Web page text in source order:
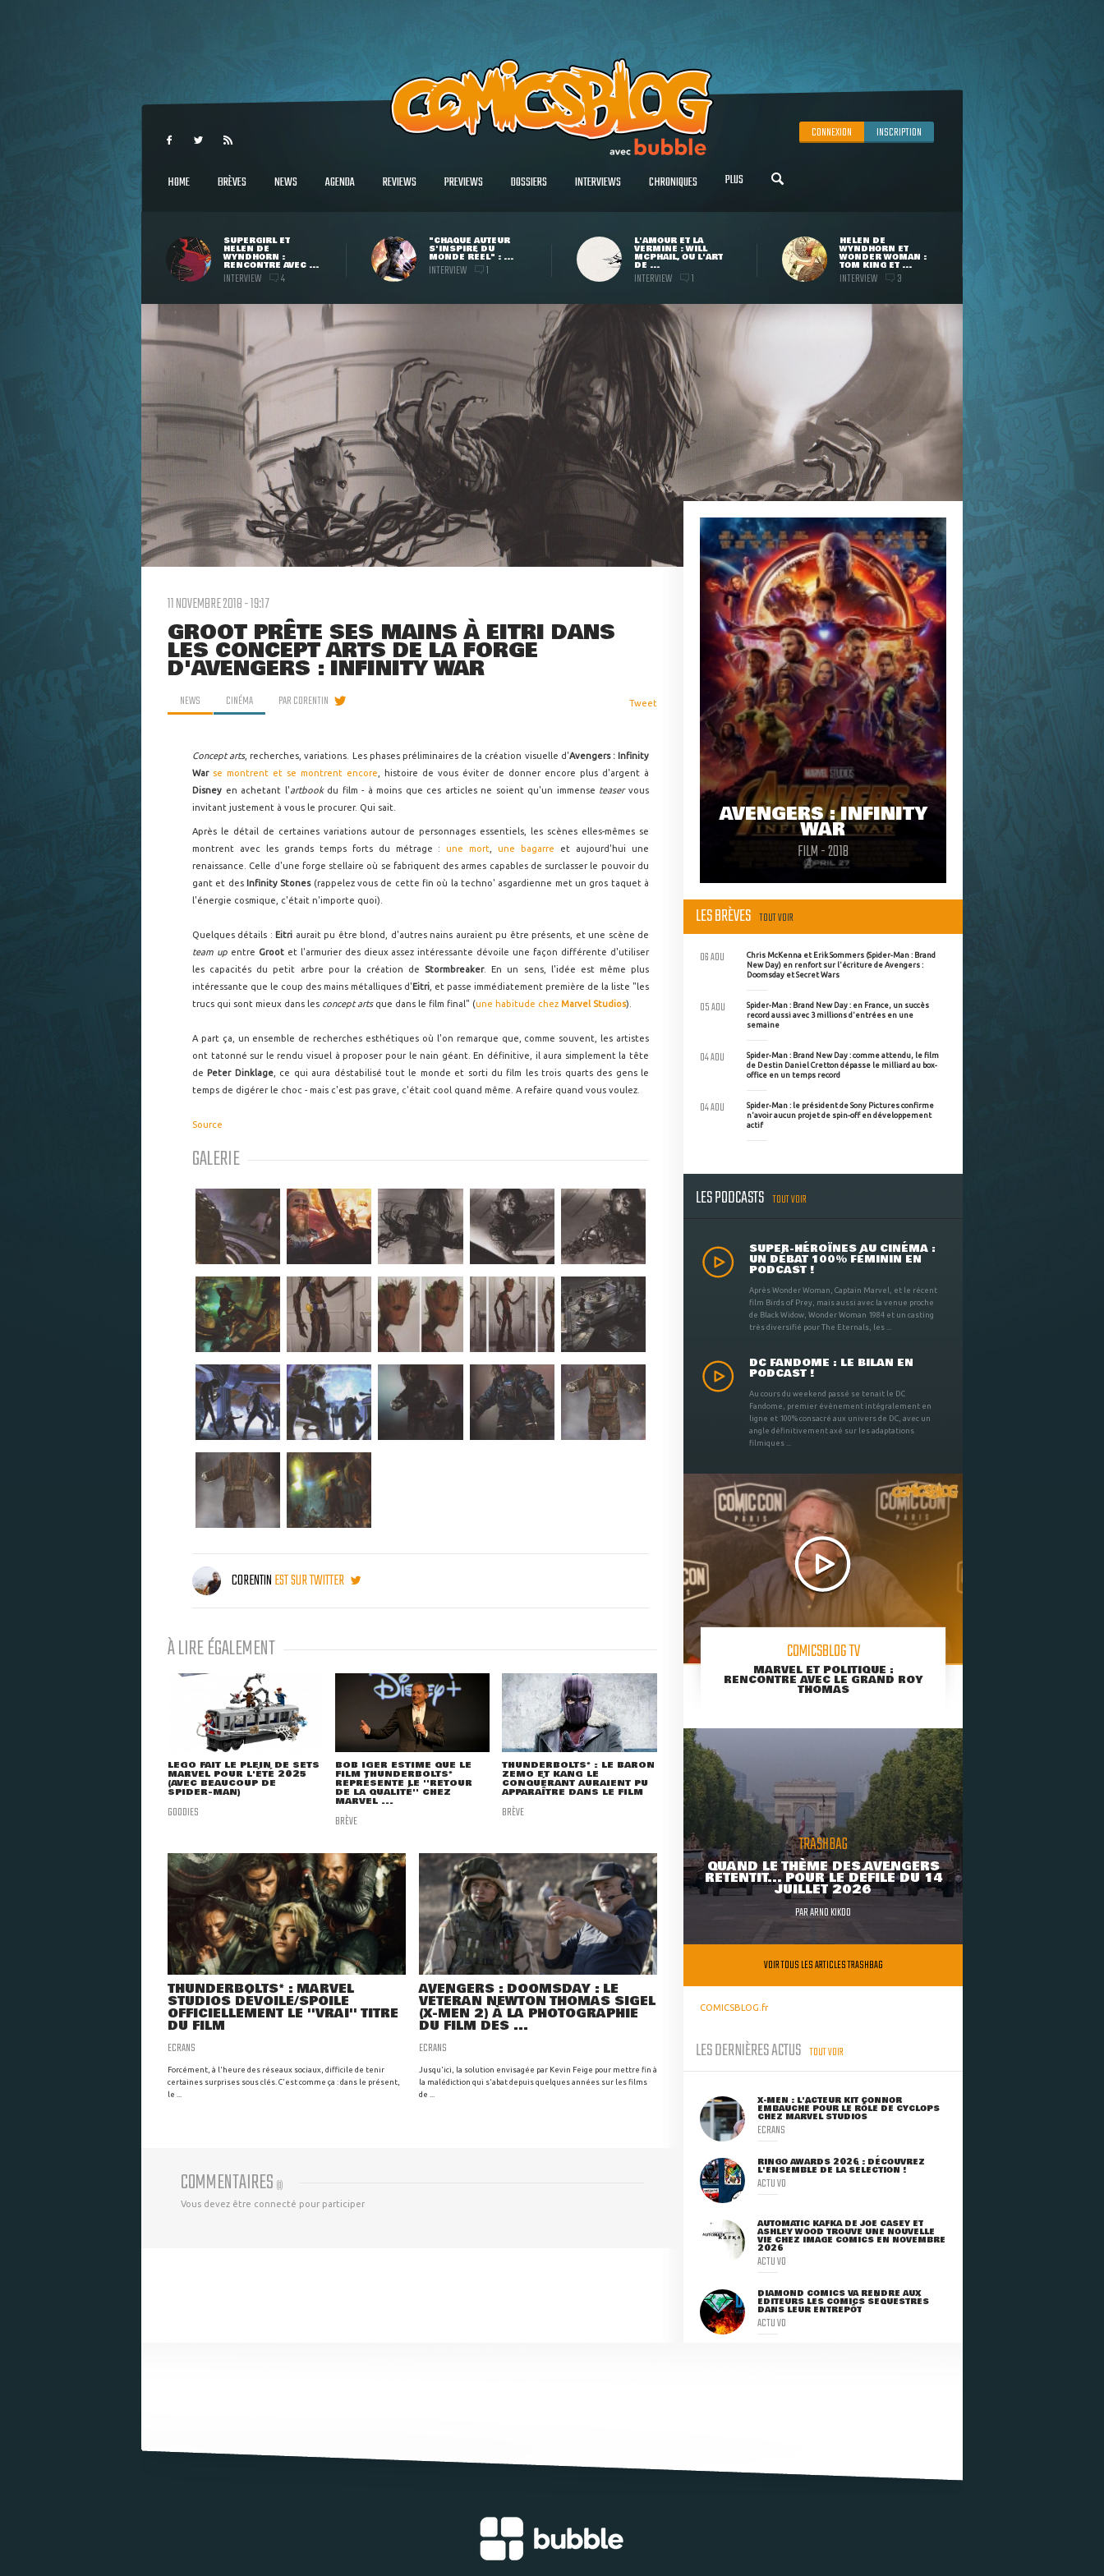
CONNEXION INSCRIPTION
HOME BRÈVES NEWS AGENDA REVIEWS PREVIEWS DOSSIERS INTERVIEWS CHRONIQUES PLUS
SUPERGIRL ET
HELEN DE
WYNDHORN :
RENCONTRE AVEC ...
INTERVIEW 4
"CHAQUE AUTEUR
S'INSPIRE DU
MONDE RÉEL" : ...
INTERVIEW 1
L'AMOUR ET LA
VERMINE : WILL
MCPHAIL, OU L'ART
DE ...
INTERVIEW 1
HELEN DE
WYNDHORN ET
WONDER WOMAN :
TOM KING ET ...
INTERVIEW 3
11 NOVEMBRE 2018 - 19:17
GROOT PRÊTE SES MAINS À EITRI DANS
LES CONCEPT ARTS DE LA FORGE
D'AVENGERS : INFINITY WAR
NEWS CINÉMA PARCORENTIN Tweet
Concept arts, recherches, variations. Les phases préliminaires de la création visuelle d'Avengers : Infinity
War se montrent et se montrent encore , histoire de vous éviter de donner encore plus d'argent à
Disney en achetant l'artbookdu film - à moins que ces articles ne soient qu'un immense teaservous
invitant justement à vous le procurer. Qui sait.
Après le détail de certaines variations autour de personnages essentiels, les scènes elles-mêmes se
montrent avec les grands temps forts du métrage :une mort ,une bagarre
et aujourd'hui une
renaissance. Celle d'une forge stellaire où se fabriquent des armes capables de surclasser le pouvoir du
gant et des Infinity Stones (rappelez vous de cette fin où la techno' asgardienne met un gros taquet à
l'énergie cosmique, c'était n'importe quoi).
Quelques détails : Eitri aurait pu être blond, d'autres nains auraient pu être présents, et une scène de
team upentre Grootet l'armurier des dieux assez intéressante dévoile une façon différente d'utiliser
les capacités du petit arbre pour la création de Stormbreaker. En un sens, l'idée est même plus
intéressante que le coup des mains métalliques d'Eitri , et passe immédiatement première de la liste "les
trucs qui sont mieux dans les concept artsque dans le film final" (une habitude chez Marvel Studios).
A part ça, un ensemble de recherches esthétiques où l'on remarque que, comme souvent, les artistes
ont tatonné sur le rendu visuel à proposer pour le nain géant. En définitive, il aura simplement la tête
de Peter Dinklage, ce qui aura déstabilisé tout le monde et sorti du film les trois quarts des gens le
temps de digérer le choc - mais c'est pas grave, c'était cool quand même. A refaire quand vous voulez.
Source
GALERIE
CORENTINEST SUR TWITTER
À LIRE ÉGALEMENT
LEGO FAIT LE PLEIN DE SETS
MARVEL POUR L'ÉTÉ 2025
(AVEC BEAUCOUP DE
SPIDER-MAN)
GOODIES
BOB IGER ESTIME QUE LE
FILM THUNDERBOLTS*
REPRÉSENTE LE ''RETOUR
DE LA QUALITÉ'' CHEZ
MARVEL ...
BRÈVE
THUNDERBOLTS* : LE BARON
ZEMO ET KANG LE
CONQUÉRANT AURAIENT PU
APPARAÎTRE DANS LE FILM
BRÈVE
THUNDERBOLTS* : MARVEL
STUDIOS DÉVOILE/SPOILE
OFFICIELLEMENT LE ''VRAI'' TITRE
DU FILM
ECRANS
Forcément, à l'heure des réseaux sociaux, difficile de tenir
certaines surprises sous clés. C'est comme ça : dans le présent,
le ...
AVENGERS : DOOMSDAY : LE
VÉTÉRAN NEWTON THOMAS SIGEL
(X-MEN 2) À LA PHOTOGRAPHIE
DU FILM DES ...
ECRANS
Jusqu'ici, la solution envisagée par Kevin Feige pour mettre fin à
la malédiction qui s'abat depuis quelques années sur les films
de ...
COMMENTAIRES (0)
Vous devez être connecté pour participer
AVENGERS : INFINITY
WAR
FILM - 2018
LES BRÈVES TOUT VOIR
Chris McKenna et Erik Sommers (Spider-Man : Brand
New Day) en renfort sur l'écriture de Avengers :
Doomsday et Secret Wars
06 AOU
Spider-Man : Brand New Day : en France, un succès
record aussi avec 3 millions d'entrées en une
semaine
05 AOU
Spider-Man : Brand New Day : comme attendu, le film
de Destin Daniel Cretton dépasse le milliard au box-
office en un temps record
04 AOU
Spider-Man : le président de Sony Pictures confirme
n'avoir aucun projet de spin-off en développement
actif
04 AOU
LES PODCASTS TOUT VOIR
SUPER-HÉROÏNES AU CINÉMA :
UN DÉBAT 100% FÉMININ EN
PODCAST !
Après Wonder Woman, Captain Marvel, et le récent
film Birds of Prey, mais aussi avec la venue proche
de Black Widow, Wonder Woman 1984 et un casting
très diversifié pour The Eternals, les ...
DC FANDOME : LE BILAN EN
PODCAST !
Au cours du weekend passé se tenait le DC
Fandome, premier évènement intégralement en
ligne et 100% consacré aux univers de DC, avec un
angle définitivement axé sur les adaptations
filmiques ...
COMICSBLOG TV
MARVEL ET POLITIQUE :
RENCONTRE AVEC LE GRAND ROY
THOMAS
TRASHBAG
QUAND LE THÈME DES AVENGERS
RETENTIT... POUR LE DÉFILÉ DU 14
JUILLET 2026
PARARNO KIKOO
VOIR TOUS LES ARTICLES TRASHBAG
COMICSBLOG.fr
LES DERNIÈRES ACTUS TOUT VOIR
X-MEN : L'ACTEUR KIT CONNOR
EMBAUCHÉ POUR LE RÔLE DE CYCLOPS
CHEZ MARVEL STUDIOS
ECRANS
RINGO AWARDS 2026 : DÉCOUVREZ
L'ENSEMBLE DE LA SÉLECTION !
ACTU VO
AUTOMATIC KAFKA DE JOE CASEY ET
ASHLEY WOOD TROUVE UNE NOUVELLE
VIE CHEZ IMAGE COMICS EN NOVEMBRE
2026
ACTU VO
DIAMOND COMICS VA RENDRE AUX
ÉDITEURS LES COMICS SÉQUESTRÉS
DANS LEUR ENTREPÔT
ACTU VO